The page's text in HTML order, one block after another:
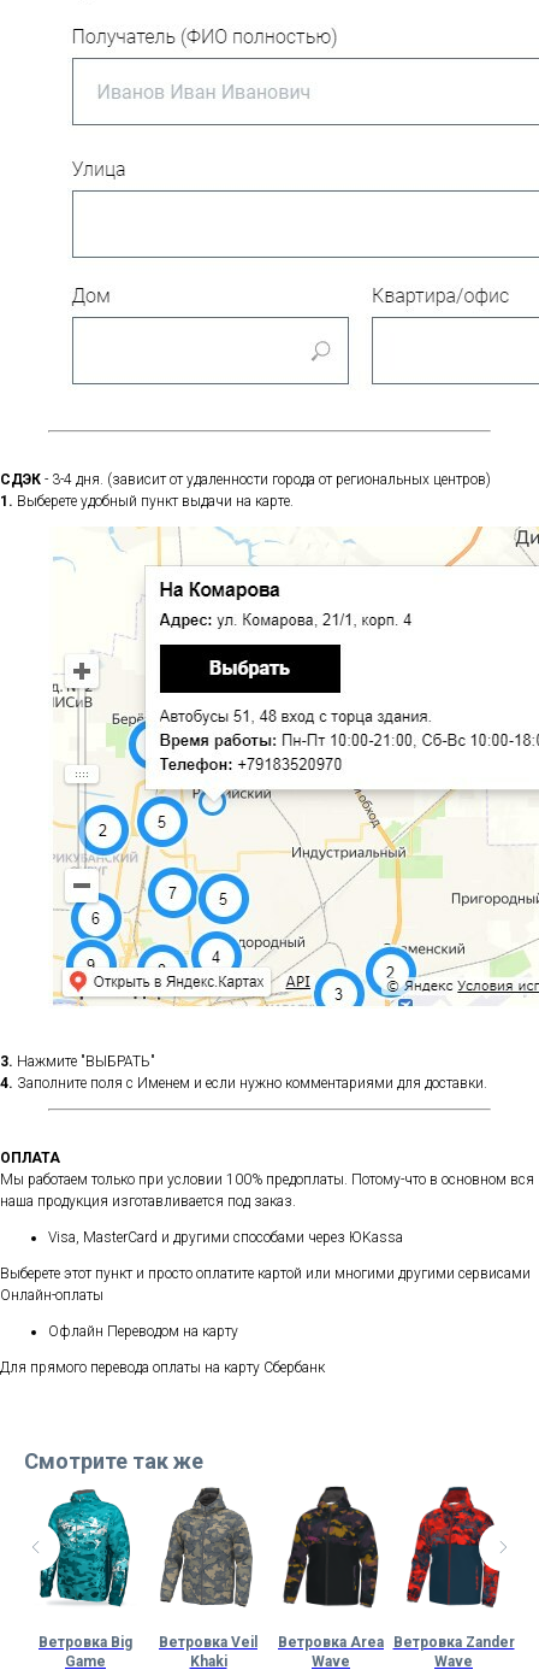
СДЭК - 3-4 дня. (зависит от удаленности города от региональных центров)
1. Выберете удобный пункт выдачи на карте.
3. Нажмите "ВЫБРАТЬ"
4. Заполните поля с Именем и если нужно комментариями для доставки.
ОПЛАТА
Мы работаем только при условии 100% предоплаты. Потому-что в основном вся
наша продукция изготавливается под заказ.
Visa, MasterCard и другими способами через ЮKassa
Выберете этот пункт и просто оплатите картой или многими другими сервисами
Онлайн-оплаты
Офлайн Переводом на карту
Для прямого перевода оплаты на карту Сбербанк
Смотрите так же
Ветровка Big
Game
Ветровка Veil
Khaki
Ветровка Area
Wave
Ветровка Zander
Wave